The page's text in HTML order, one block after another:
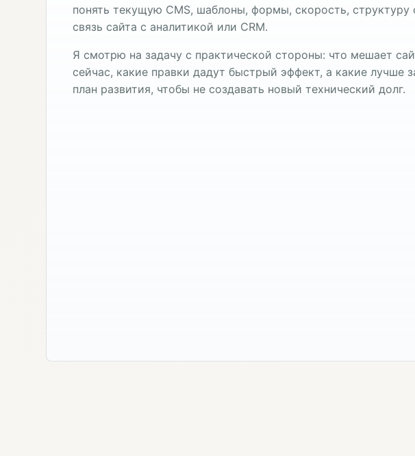
понять текущую CMS, шаблоны, формы, скорость, структуру
связь сайта с аналитикой или CRM.
Я смотрю на задачу с практической стороны: что мешает
сейчас, какие правки дадут быстрый эффект, а какие лучше
план развития, чтобы не создавать новый технический долг.